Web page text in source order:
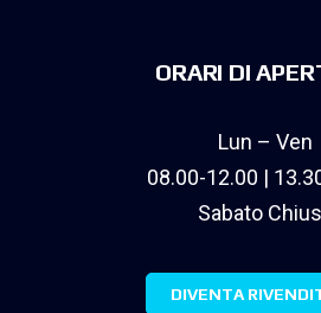
ORARI DI
Lun – Ven
08.00-12.00 |
Sabato
DIVENTA